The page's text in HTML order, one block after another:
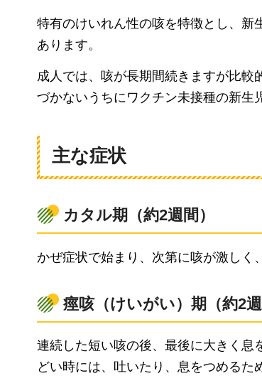
特有のけいれん性の咳を特徴とし、新
あります。
成人では、咳が長期間続きますが比
づかないうちにワクチン未接種の新生
主な症状
カタル期（約2週間）
かぜ症状で始まり、次第に咳が激しく
痙咳（けいがい）期（約2週
連続した短い咳の後、最後に大きく息
どい時には、吐いたり、息をつめるた